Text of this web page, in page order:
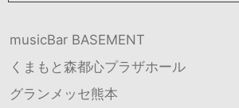
musicBar BASEMENT
くまもと森都心プラザホール
グランメッセ熊本